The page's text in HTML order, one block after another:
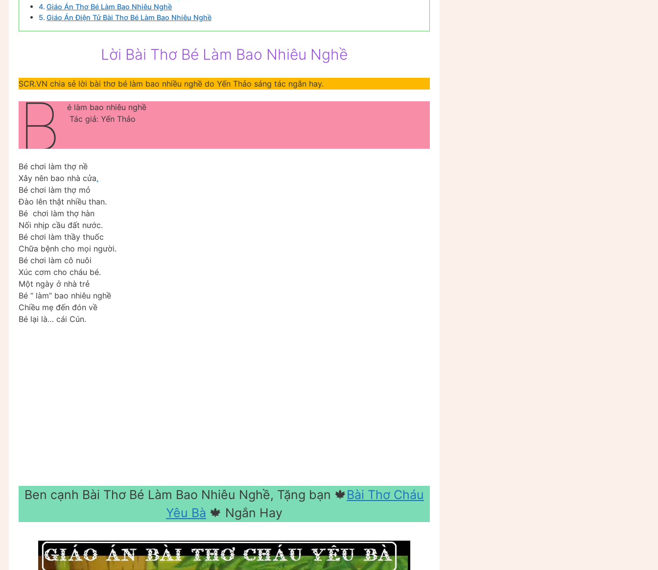
Giáo Án Thơ Bé Làm Bao Nhiêu Nghề
Giáo Án Điện Tử Bài Thơ Bé Làm Bao Nhiêu Nghề
Lời Bài Thơ Bé Làm Bao Nhiêu Nghề
SCR.VN chia sẻ lời bài thơ bé làm bao nhiều nghề do Yến Thảo sáng tác ngắn hay.
B
é làm bao nhiêu nghề
Tác giả: Yến Thảo
Bé chơi làm thợ nề
Xây nên bao nhà cửa.
Bé chơi làm thợ mỏ
Đào lên thật nhiều than.
Bé chơi làm thợ hàn
Nối nhịp cầu đất nước.
Bé chơi làm thầy thuốc
Chữa bệnh cho mọi người.
Bé chơi làm cô nuôi
Xúc cơm cho cháu bé.
Một ngày ở nhà trẻ
Bé “ làm” bao nhiêu nghề
Chiều mẹ đến đón về
Bé lại là… cái Cún.
Ben cạnh Bài Thơ Bé Làm Bao Nhiêu Nghề, Tặng bạn 🍁Bài Thơ Cháu
Yêu Bà 🍁 Ngắn Hay